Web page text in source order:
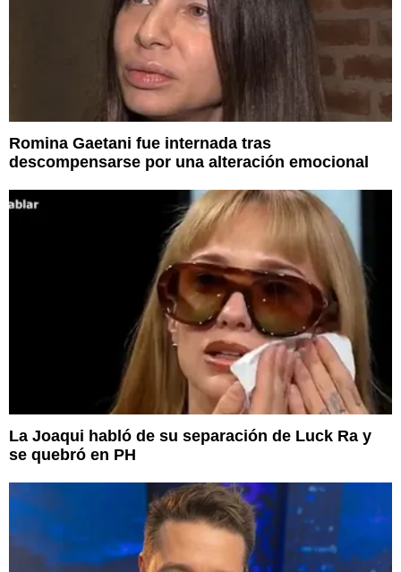
Romina Gaetani fue internada tras
descompensarse por una alteración emocional
La Joaqui habló de su separación de Luck Ra y
se quebró en PH